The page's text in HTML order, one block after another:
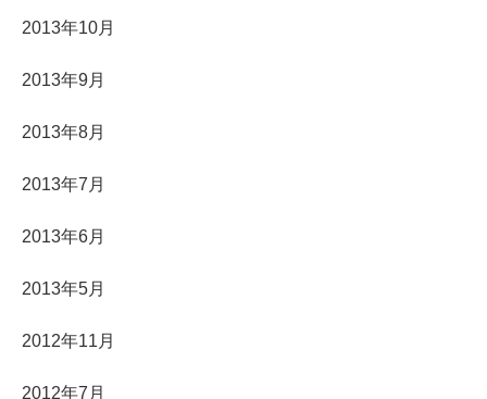
2013年10月
2013年9月
2013年8月
2013年7月
2013年6月
2013年5月
2012年11月
2012年7月